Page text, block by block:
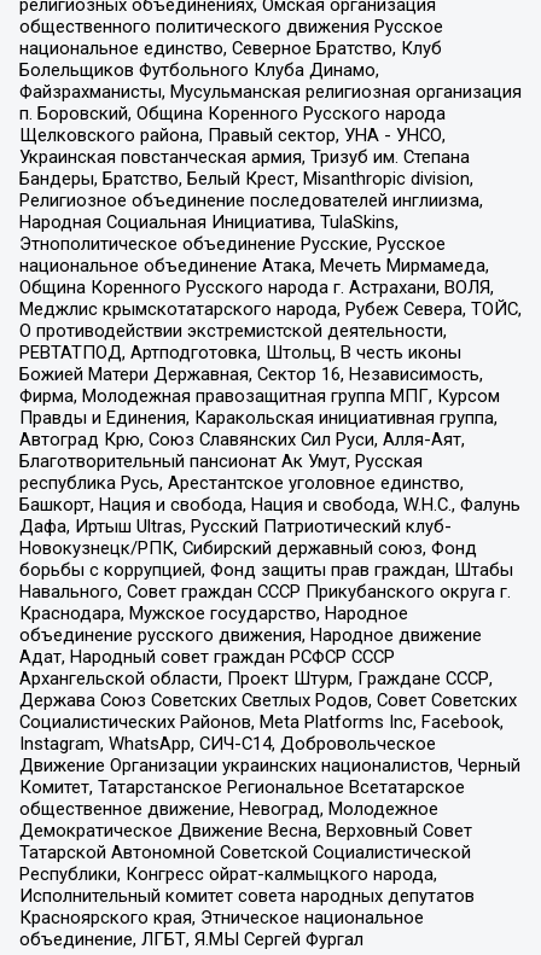
религиозных объединениях, Омская организация
общественного политического движения Русское
национальное единство, Северное Братство, Клуб
Болельщиков Футбольного Клуба Динамо,
Файзрахманисты, Мусульманская религиозная организация
п. Боровский, Община Коренного Русского народа
Щелковского района, Правый сектор, УНА - УНСО,
Украинская повстанческая армия, Тризуб им. Степана
Бандеры, Братство, Белый Крест, Misanthropic division,
Религиозное объединение последователей инглиизма,
Народная Социальная Инициатива, TulaSkins,
Этнополитическое объединение Русские, Русское
национальное объединение Атака, Мечеть Мирмамеда,
Община Коренного Русского народа г. Астрахани, ВОЛЯ,
Меджлис крымскотатарского народа, Рубеж Севера, ТОЙС,
О противодействии экстремистской деятельности,
РЕВТАТПОД, Артподготовка, Штольц, В честь иконы
Божией Матери Державная, Сектор 16, Независимость,
Фирма, Молодежная правозащитная группа МПГ, Курсом
Правды и Единения, Каракольская инициативная группа,
Автоград Крю, Союз Славянских Сил Руси, Алля-Аят,
Благотворительный пансионат Ак Умут, Русская
республика Русь, Арестантское уголовное единство,
Башкорт, Нация и свобода, Нация и свобода, W.H.С., Фалунь
Дафа, Иртыш Ultras, Русский Патриотический клуб-
Новокузнецк/РПК, Сибирский державный союз, Фонд
борьбы с коррупцией, Фонд защиты прав граждан, Штабы
Навального, Совет граждан СССР Прикубанского округа г.
Краснодара, Мужское государство, Народное
объединение русского движения, Народное движение
Адат, Народный совет граждан РСФСР СССР
Архангельской области, Проект Штурм, Граждане СССР,
Держава Союз Советских Светлых Родов, Совет Советских
Социалистических Районов, Meta Platforms Inc, Facebook,
Instagram, WhatsApp, СИЧ-С14, Добровольческое
Движение Организации украинских националистов, Черный
Комитет, Татарстанское Региональное Всетатарское
общественное движение, Невоград, Молодежное
Демократическое Движение Весна, Верховный Совет
Татарской Автономной Советской Социалистической
Республики, Конгресс ойрат-калмыцкого народа,
Исполнительный комитет совета народных депутатов
Красноярского края, Этническое национальное
объединение, ЛГБТ, Я.МЫ Сергей Фургал